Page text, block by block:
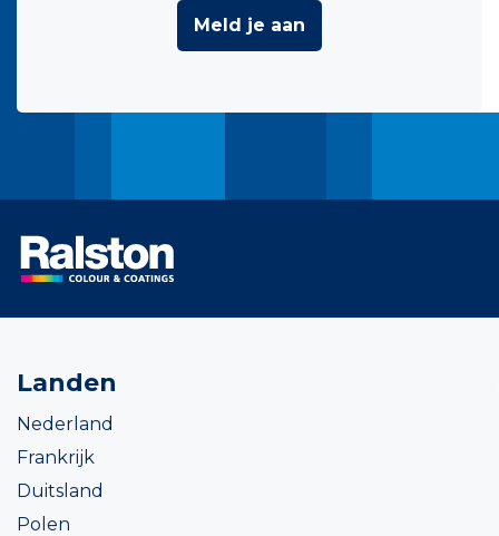
Meld je aan
Landen
Nederland
Frankrijk
Duitsland
Polen